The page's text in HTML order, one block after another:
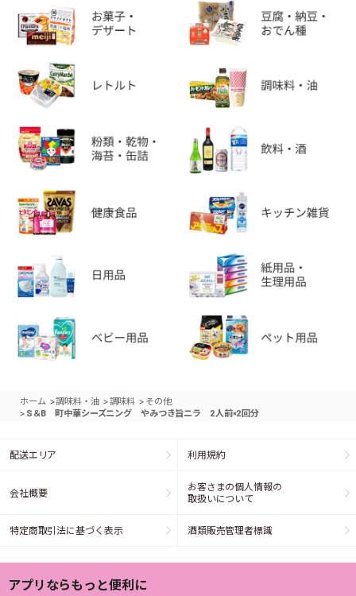
ホーム >調味料・油 >調味料 > その他
> S＆B 町中華シーズニング やみつき旨ニラ 2人前×2回分
配送エリア 利用規約
会社概要
お客さまの個人情報の
取扱いについて
特定商取引法に基づく表示 酒類販売管理者標識
アプリならもっと便利に